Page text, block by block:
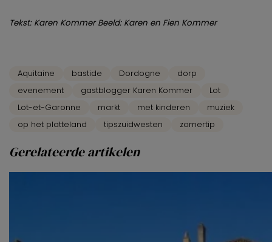
Tekst: Karen Kommer Beeld: Karen en Fien Kommer
Aquitaine bastide Dordogne
dorp
evenement
gastblogger Karen Kommer
Lot
Lot-et-Garonne
markt met kinderen
muziek
op het platteland
tipszuidwesten zomertip
Gerelateerde artikelen